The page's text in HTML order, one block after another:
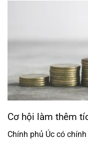
Cơ hội làm thêm
Chính phủ Úc có